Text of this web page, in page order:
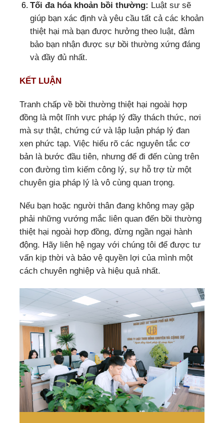
Tối đa hóa khoản bồi thường: Luật sư sẽ
giúp bạn xác định và yêu cầu tất cả các khoản
thiệt hại mà bạn được hưởng theo luật, đảm
bảo bạn nhận được sự bồi thường xứng đáng
và đầy đủ nhất.
KẾT LUẬN
Tranh chấp về bồi thường thiệt hại ngoài hợp
đồng là một lĩnh vực pháp lý đầy thách thức, nơi
mà sự thật, chứng cứ và lập luận pháp lý đan
xen phức tạp. Việc hiểu rõ các nguyên tắc cơ
bản là bước đầu tiên, nhưng để đi đến cùng trên
con đường tìm kiếm công lý, sự hỗ trợ từ một
chuyên gia pháp lý là vô cùng quan trọng.
Nếu bạn hoặc người thân đang không may gặp
phải những vướng mắc liên quan đến bồi thường
thiệt hại ngoài hợp đồng, đừng ngần ngại hành
động. Hãy liên hệ ngay với chúng tôi để được tư
vấn kịp thời và bảo vệ quyền lợi của mình một
cách chuyên nghiệp và hiệu quả nhất.